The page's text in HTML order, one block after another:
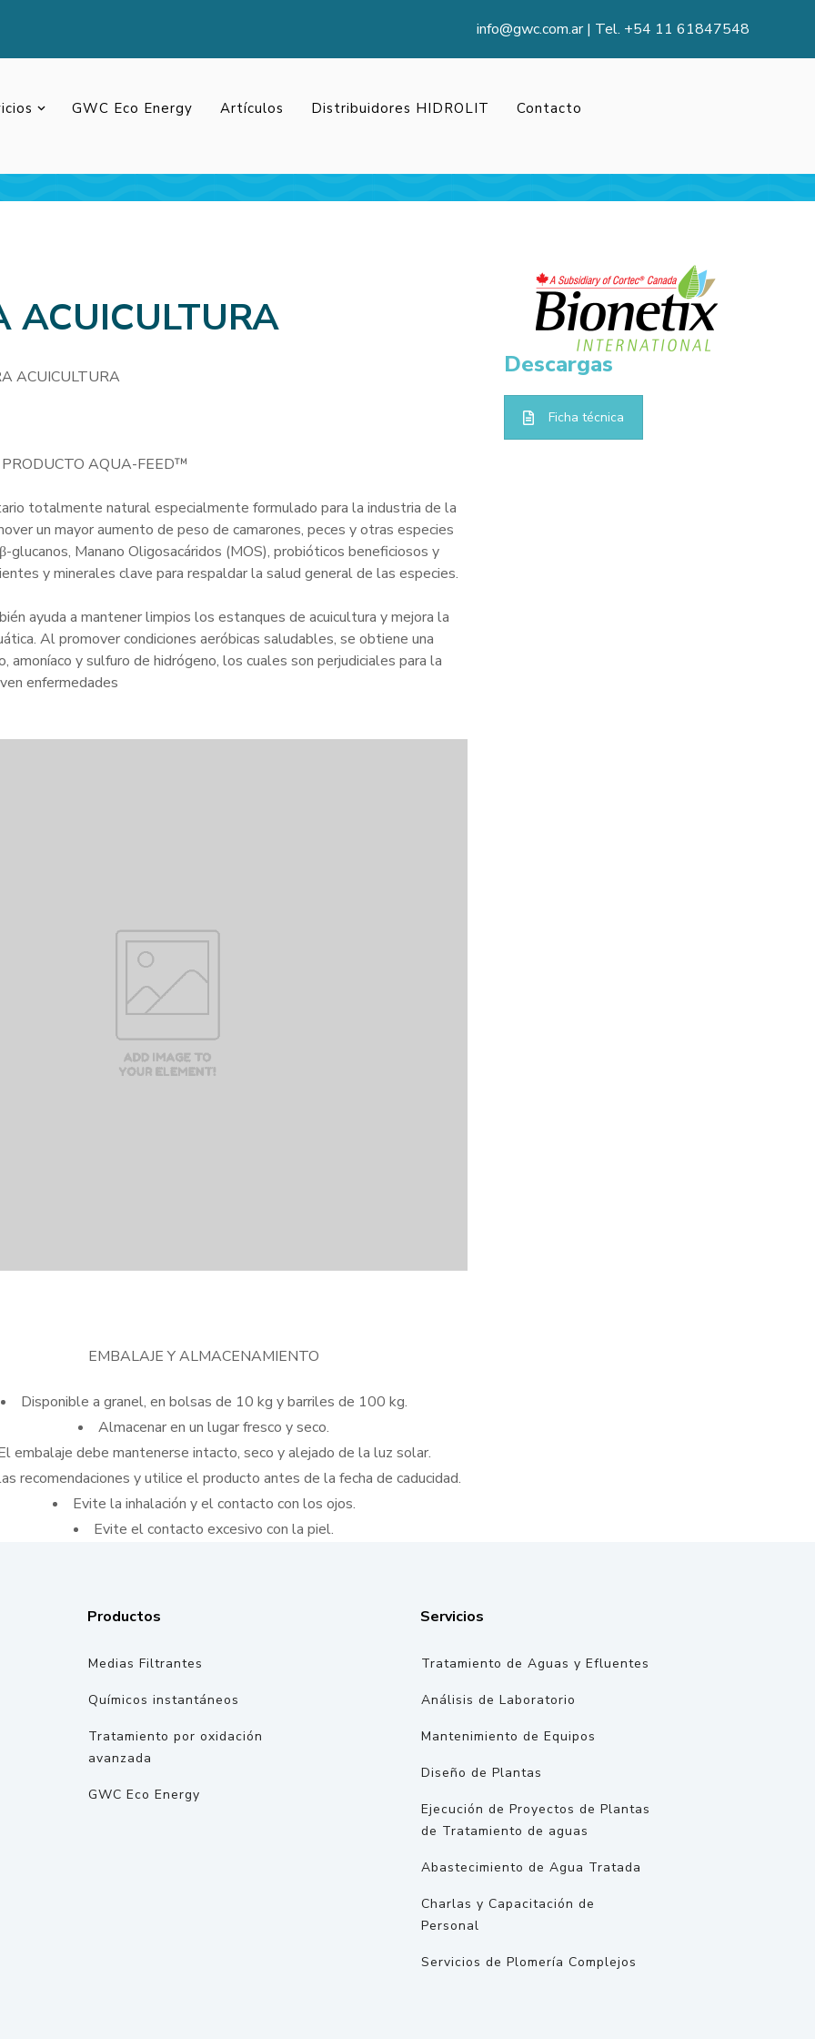
info@gwc.com.ar| Tel. +54 11 61847548
GWC Eco Energy Artículos Distribuidores HIDROLIT Contacto
ACUICULTURA
ACUICULTURA
PRODUCTO AQUA-FEED™
totalmente natural especialmente formulado para la industria de la
un mayor aumento de peso de camarones, peces y otras especies
glucanos, Manano Oligosacáridos (MOS), probióticos beneficiosos y
y minerales clave para respaldar la salud general de las especies.
ayuda a mantener limpios los estanques de acuicultura y mejora la
Al promover condiciones aeróbicas saludables, se obtiene una
amoníaco y sulfuro de hidrógeno, los cuales son perjudiciales para la
enfermedades
Descargas
Ficha técnica
EMBALAJE Y ALMACENAMIENTO
Disponible a granel, en bolsas de 10 kg y barriles de 100 kg.
Almacenar en un lugar fresco y seco.
embalaje debe mantenerse intacto, seco y alejado de la luz solar.
recomendaciones y utilice el producto antes de la fecha de caducidad.
Evite la inhalación y el contacto con los ojos.
Evite el contacto excesivo con la piel.
Productos
Medias Filtrantes
Químicos instantáneos
Tratamiento por oxidación
avanzada
GWC Eco Energy
Servicios
Tratamiento de Aguas y Efluentes
Análisis de Laboratorio
Mantenimiento de Equipos
Diseño de Plantas
Ejecución de Proyectos de Plantas
de Tratamiento de aguas
Abastecimiento de Agua Tratada
Charlas y Capacitación de
Personal
Servicios de Plomería Complejos